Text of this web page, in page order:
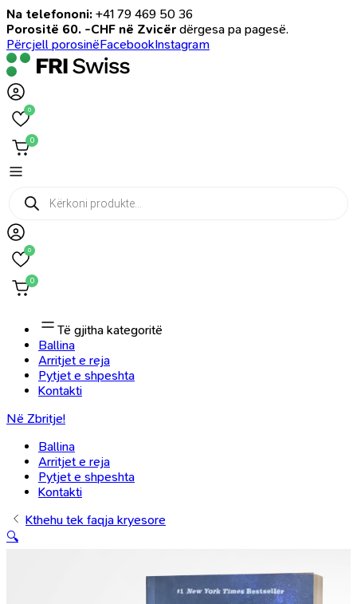
Na telefononi: +41 79 469 50 36
Porositë 60. -CHF në Zvicër dërgesa pa pagesë.
Përcjell porosinëFacebookInstagram
0
0
Products
search
0
0
Të gjitha kategoritë
Ballina
Arritjet e reja
Pytjet e shpeshta
Kontakti
Në Zbritje!
Ballina
Arritjet e reja
Pytjet e shpeshta
Kontakti
Kthehu tek faqja kryesore
🔍